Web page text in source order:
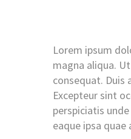
Lorem ipsum
magna aliqua.
consequat. Duis
Excepteur sint
perspiciatis
eaque ipsa